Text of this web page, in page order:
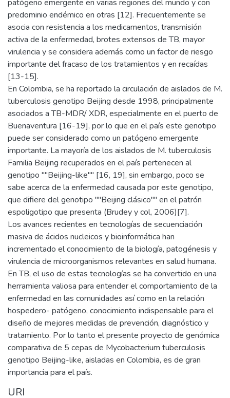
patógeno emergente en varias regiones del mundo y con
predominio endémico en otras [12]. Frecuentemente se
asocia con resistencia a los medicamentos, transmisión
activa de la enfermedad, brotes extensos de TB, mayor
virulencia y se considera además como un factor de riesgo
importante del fracaso de los tratamientos y en recaídas
[13-15].
En Colombia, se ha reportado la circulación de aislados de M.
tuberculosis genotipo Beijing desde 1998, principalmente
asociados a TB-MDR/ XDR, especialmente en el puerto de
Buenaventura [16-19], por lo que en el país este genotipo
puede ser considerado como un patógeno emergente
importante. La mayoría de los aislados de M. tuberculosis
Familia Beijing recuperados en el país pertenecen al
genotipo ""Beijing-like"" [16, 19], sin embargo, poco se
sabe acerca de la enfermedad causada por este genotipo,
que difiere del genotipo ""Beijing clásico"" en el patrón
espoligotipo que presenta (Brudey y col, 2006)[7].
Los avances recientes en tecnologías de secuenciación
masiva de ácidos nucleicos y bioinformática han
incrementado el conocimiento de la biología, patogénesis y
virulencia de microorganismos relevantes en salud humana.
En TB, el uso de estas tecnologías se ha convertido en una
herramienta valiosa para entender el comportamiento de la
enfermedad en las comunidades así como en la relación
hospedero- patógeno, conocimiento indispensable para el
diseño de mejores medidas de prevención, diagnóstico y
tratamiento. Por lo tanto el presente proyecto de genómica
comparativa de 5 cepas de Mycobacterium tuberculosis
genotipo Beijing-like, aisladas en Colombia, es de gran
importancia para el país.
URI